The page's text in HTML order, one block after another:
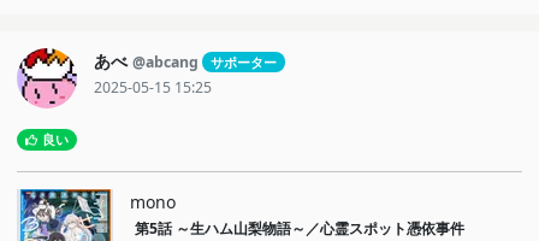
あべ @abcang サポーター
2025-05-15 15:25
良い
mono
第5話 ～生ハム山梨物語～／心霊スポット憑依事件